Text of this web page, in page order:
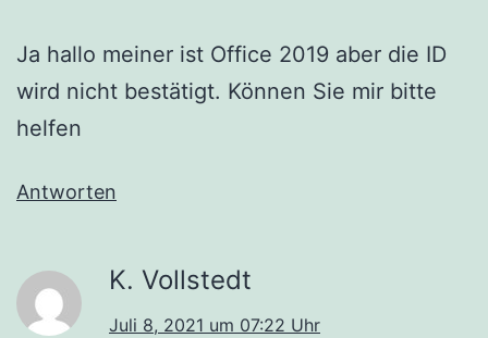
Ja hallo meiner ist Office 2019 aber die ID
wird nicht bestätigt. Können Sie mir bitte
helfen
Antworten
K. Vollstedt
Juli 8, 2021 um 07:22 Uhr